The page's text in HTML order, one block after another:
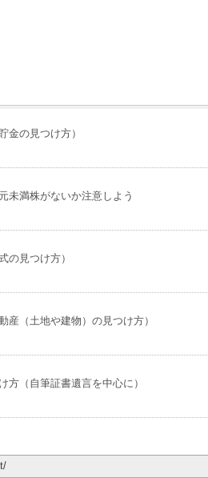
金の見つけ方）
未満株がないか注意しよう
の見つけ方）
産（土地や建物）の見つけ方）
方（自筆証書遺言を中心に）